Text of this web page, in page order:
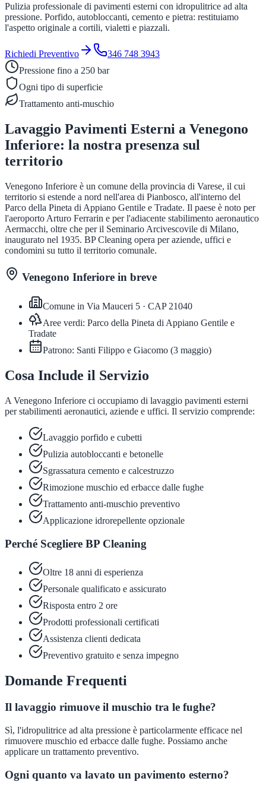
Pulizia professionale di pavimenti esterni con idropulitrice ad alta
pressione. Porfido, autobloccanti, cemento e pietra: restituiamo
l'aspetto originale a cortili, vialetti e piazzali.
Richiedi Preventivo
346 748 3943
Pressione fino a 250 bar
Ogni tipo di superficie
Trattamento anti-muschio
Lavaggio Pavimenti Esterni a Venegono
Inferiore: la nostra presenza sul
territorio
Venegono Inferiore è un comune della provincia di Varese, il cui
territorio si estende a nord nell'area di Pianbosco, all'interno del
Parco della Pineta di Appiano Gentile e Tradate. Il paese è noto per
l'aeroporto Arturo Ferrarin e per l'adiacente stabilimento aeronautico
Aermacchi, oltre che per il Seminario Arcivescovile di Milano,
inaugurato nel 1935. BP Cleaning opera per aziende, uffici e
condomini su tutto il territorio comunale.
Venegono Inferiore in breve
Comune in Via Mauceri 5 · CAP 21040
Aree verdi: Parco della Pineta di Appiano Gentile e
Tradate
Patrono: Santi Filippo e Giacomo (3 maggio)
Cosa Include il Servizio
A Venegono Inferiore ci occupiamo di lavaggio pavimenti esterni
per stabilimenti aeronautici, aziende e uffici. Il servizio comprende:
Lavaggio porfido e cubetti
Pulizia autobloccanti e betonelle
Sgrassatura cemento e calcestruzzo
Rimozione muschio ed erbacce dalle fughe
Trattamento anti-muschio preventivo
Applicazione idrorepellente opzionale
Perché Scegliere BP Cleaning
Oltre 18 anni di esperienza
Personale qualificato e assicurato
Risposta entro 2 ore
Prodotti professionali certificati
Assistenza clienti dedicata
Preventivo gratuito e senza impegno
Domande Frequenti
Il lavaggio rimuove il muschio tra le fughe?
Sì, l'idropulitrice ad alta pressione è particolarmente efficace nel
rimuovere muschio ed erbacce dalle fughe. Possiamo anche
applicare un trattamento preventivo.
Ogni quanto va lavato un pavimento esterno?